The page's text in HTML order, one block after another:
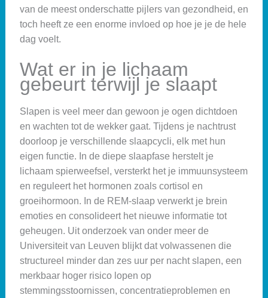
van de meest onderschatte pijlers van gezondheid, en
toch heeft ze een enorme invloed op hoe je je de hele
dag voelt.
Wat er in je lichaam
gebeurt terwijl je slaapt
Slapen is veel meer dan gewoon je ogen dichtdoen
en wachten tot de wekker gaat. Tijdens je nachtrust
doorloop je verschillende slaapcycli, elk met hun
eigen functie. In de diepe slaapfase herstelt je
lichaam spierweefsel, versterkt het je immuunsysteem
en reguleert het hormonen zoals cortisol en
groeihormoon. In de REM-slaap verwerkt je brein
emoties en consolideert het nieuwe informatie tot
geheugen. Uit onderzoek van onder meer de
Universiteit van Leuven blijkt dat volwassenen die
structureel minder dan zes uur per nacht slapen, een
merkbaar hoger risico lopen op
stemmingsstoornissen, concentratieproblemen en